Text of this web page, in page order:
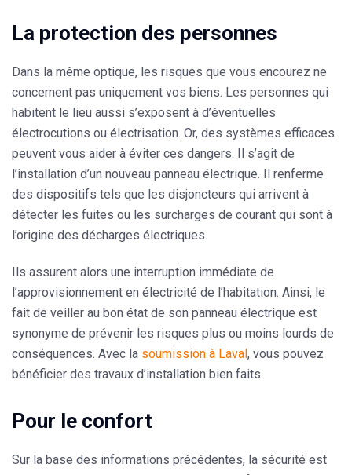
La protection des personnes
Dans la même optique, les risques que vous encourez ne
concernent pas uniquement vos biens. Les personnes qui
habitent le lieu aussi s’exposent à d’éventuelles
électrocutions ou électrisation. Or, des systèmes efficaces
peuvent vous aider à éviter ces dangers. Il s’agit de
l’installation d’un nouveau panneau électrique. Il renferme
des dispositifs tels que les disjoncteurs qui arrivent à
détecter les fuites ou les surcharges de courant qui sont à
l’origine des décharges électriques.
Ils assurent alors une interruption immédiate de
l’approvisionnement en électricité de l’habitation. Ainsi, le
fait de veiller au bon état de son panneau électrique est
synonyme de prévenir les risques plus ou moins lourds de
conséquences. Avec la soumission à Laval, vous pouvez
bénéficier des travaux d’installation bien faits.
Pour le confort
Sur la base des informations précédentes, la sécurité est